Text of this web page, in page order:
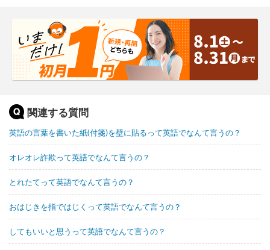
関連する質問
英語の言葉を書いた紙(付箋)を壁に貼るって英語でなんて言うの？
オレオレ詐欺って英語でなんて言うの？
とれたてって英語でなんて言うの？
おはじきを指ではじくって英語でなんて言うの？
してもいいと思うって英語でなんて言うの？